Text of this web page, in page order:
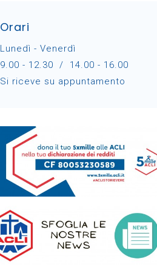
Orari
Lunedì - Venerdì
9.00 - 12.30 / 14.00 - 16.00
Si riceve su appuntamento